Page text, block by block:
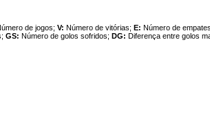
de jogos; V: Número de vitórias; E: Número de
GS: Número de golos sofridos; DG: Diferença entre golos